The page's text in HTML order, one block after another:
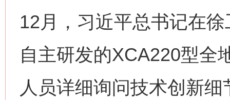
12月，习近平总书记在
自主研发的XCA220型全
人员详细询问技术创新